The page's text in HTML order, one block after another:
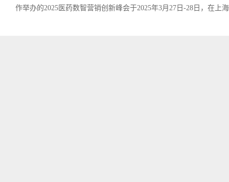
作举办的2025医药数智营销创新峰会于2025年3月27日-28日，在上